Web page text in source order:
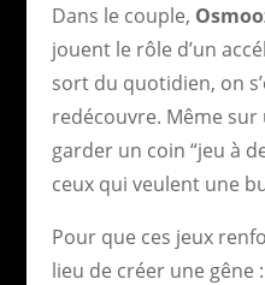
Dans le couple,
jouent le rôle d’un
sort du quotidien, on
redécouvre. Même
garder un coin “jeu à
ceux qui veulent une
Pour que ces jeux
lieu de créer une gêne :